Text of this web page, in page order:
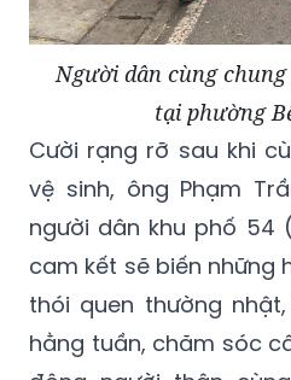
Người dân cùng
tại phường
Cười rạng rỡ sau khi
vệ sinh, ông Phạm
người dân khu phố 54
cam kết sẽ biến những
thói quen thường
hằng tuần, chăm sóc